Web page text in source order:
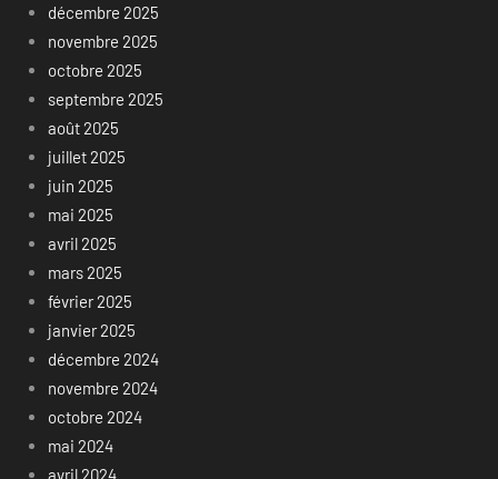
décembre 2025
novembre 2025
octobre 2025
septembre 2025
août 2025
juillet 2025
juin 2025
mai 2025
avril 2025
mars 2025
février 2025
janvier 2025
décembre 2024
novembre 2024
octobre 2024
mai 2024
avril 2024